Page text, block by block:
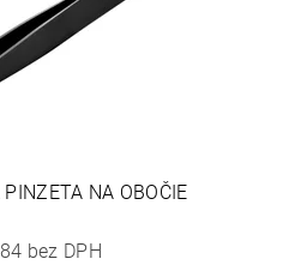
NA OBOČIE
bez DPH